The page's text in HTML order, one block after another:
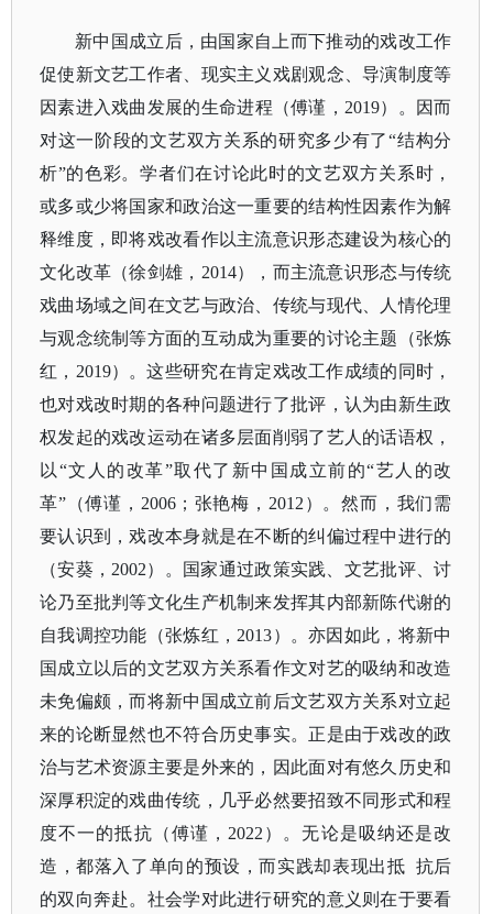
新中国成立后，由国家自上而下推动的戏改工作
促使新文艺工作者、现实主义戏剧观念、导演制度等
因素进入戏曲发展的生命进程（傅谨， 2019）。因而
对这一阶段的文艺双方关系的研究多少有了“结构分
析”的色彩。学者们在讨论此时的文艺双方关系时，
或多或少将国家和政治这一重要的结构性因素作为解
释维度，即将戏改看作以主流意识形态建设为核心的
文化改革（徐剑雄，2014），而主流意识形态与传统
戏曲场域之间在文艺与政治、传统与现代、人情伦理
与观念统制等方面的互动成为重要的讨论主题（张炼
红，2019）。这些研究在肯定戏改工作成绩的同时，
也对戏改时期的各种问题进行了批评，认为由新生政
权发起的戏改运动在诸多层面削弱了艺人的话语权，
以“文人的改革”取代了新中国成立前的“艺人的改
革”（傅谨，2006；张艳梅，2012）。然而，我们需
要认识到，戏改本身就是在不断的纠偏过程中进行的
（安葵，2002）。国家通过政策实践、文艺批评、讨
论乃至批判等文化生产机制来发挥其内部新陈代谢的
自我调控功能（张炼红，2013）。亦因如此，将新中
国成立以后的文艺双方关系看作文对艺的吸纳和改造
未免偏颇，而将新中国成立前后文艺双方关系对立起
来的论断显然也不符合历史事实。正是由于戏改的政
治与艺术资源主要是外来的，因此面对有悠久历史和
深厚积淀的戏曲传统，几乎必然要招致不同形式和程
度不一的抵抗（傅谨，2022）。无论是吸纳还是改
造，都落入了单向的预设，而实践却表现出抵 抗后
的双向奔赴。社会学对此进行研究的意义则在于要看